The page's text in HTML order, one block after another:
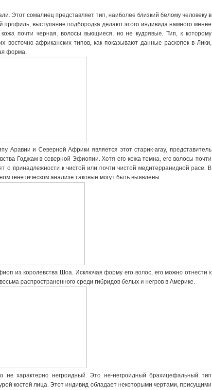
Этот сомалиец представляет тип, наиболее близкий белому человеку в
профиль, выступание подбородка делают этого индивида намного менее
почти черная, волосы вьющиеся, но не кудрявые. Тип, к которому
африканских типов, как показывают данные раскопок в Лики,
форма.
Аравии и Северной Африки является этот старик-агау, представитель
Годжам в северной Эфиопии. Хотя его кожа темна, его волосы почти
о принадлежности к чистой или почти чистой медитерранидной расе. В
генетическом анализе таковые могут быть выявлены.
из королевства Шоа. Исключая форму его волос, его можно отнести к
распространенного среди гибридов белых и негров в Америке.
не характерно негроидный. Это не-негроидный брахицефальный тип
костей лица. Этот индивид обладает некоторыми чертами, присущими